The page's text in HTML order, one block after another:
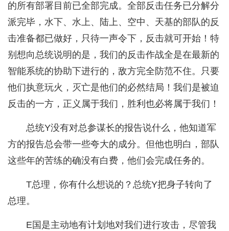
的所有部署目前已全部完成。全部反击任务已分解分
派完毕，水下、水上、陆上、空中、天基的部队的反
击准备都已做好，只待一声令下，反击就可开始！特
别想向总统说明的是，我们的反击作战全是在最新的
智能系统的协助下进行的，敌方完全防范不住。只要
他们执意玩火，灭亡是他们的必然结局！我们是被迫
反击的一方，正义属于我们，胜利也必将属于我们！
总统Y没有对总参谋长的报告说什么，他知道军
方的报告总会带一些夸大的成分。但他也明白，部队
这些年的苦练的确没有白费，他们会完成任务的。
T总理，你有什么想说的？总统Y把身子转向了
总理。
E国是主动地有计划地对我们进行攻击，尽管我